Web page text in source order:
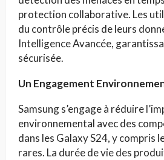
protection collaborative. Les
du contrôle précis de leurs
Intelligence Avancée,
sécurisée.
Un Engagement
Samsung s’engage à réduire
environnemental avec des
dans les Galaxy S24, y compris
rares. La durée de vie des